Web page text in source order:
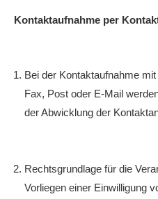
Kontaktaufnahme per
Bei der Kontaktaufnahme
Fax, Post oder E-Mail
der Abwicklung der
Rechtsgrundlage für die
Vorliegen einer Einwilligung